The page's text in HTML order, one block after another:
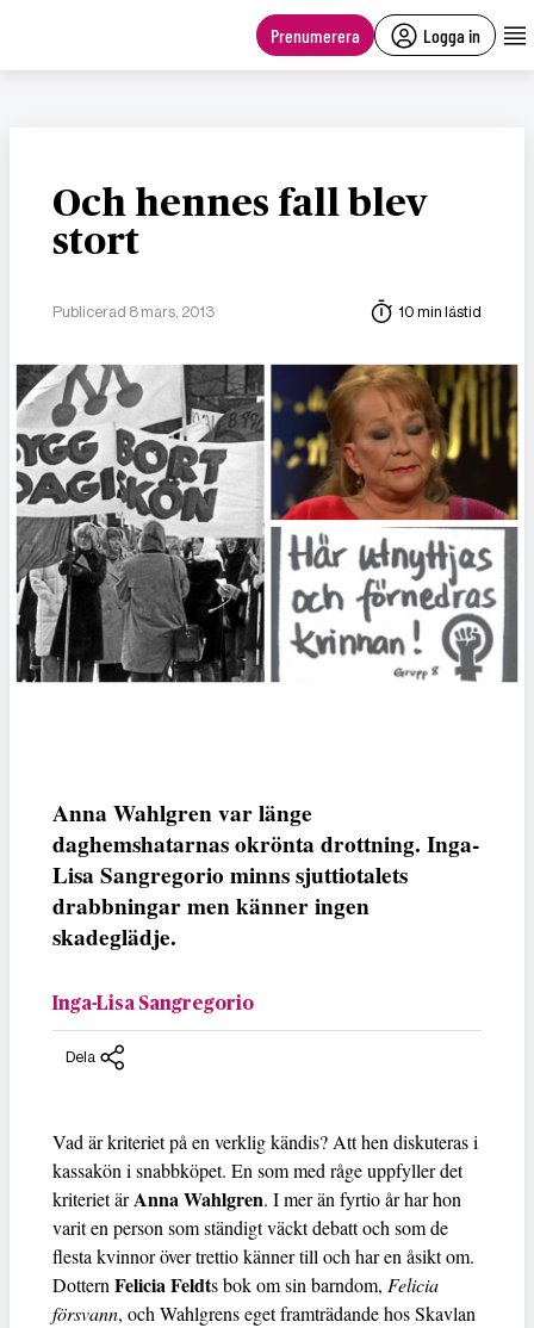
Prenumerera Logga in
Och hennes fall blev
stort
Publicerad 8 mars, 2013 10 min lästid
Anna Wahlgren var länge
daghemshatarnas okrönta drottning. Inga-
Lisa Sangregorio minns sjuttiotalets
drabbningar men känner ingen
skadeglädje.
Inga-Lisa Sangregorio
Dela
Vad är kriteriet på en verklig kändis? Att hen diskuteras i
kassakön i snabbköpet. En som med råge uppfyller det
kriteriet ärAnna Wahlgren. I mer än fyrtio år har hon
varit en person som ständigt väckt debatt och som de
flesta kvinnor över trettio känner till och har en åsikt om.
DotternFelicia Feldts bok om sin barndom, Felicia
försvann, och Wahlgrens eget framträdande hos Skavlan